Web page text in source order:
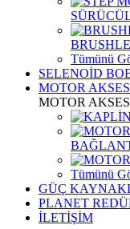
Tümünü
SELENOİD
MOTOR
MOTOR
Tümünü
GÜÇ
PLANET
İLETİŞİM